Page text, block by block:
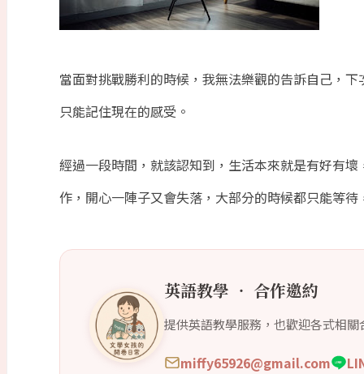
當面對挑戰勝利的時候，我無法樂觀的告訴自己，
只能記住現在的感受。
經過一段時間，就該認知到，生活本來就是有好有
作，開心一陣子又會失落，大部分的時候都只能等
英語教學 ‧ 合作邀約
提供英語教學服務，也歡迎各式相
miffy65926@gmail.com